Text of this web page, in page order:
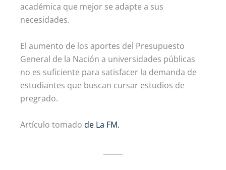
académica que mejor se adapte a sus
necesidades.
El aumento de los aportes del Presupuesto
General de la Nación a universidades públicas
no es suficiente para satisfacer la demanda de
estudiantes que buscan cursar estudios de
pregrado.
Artículo tomado de La FM.